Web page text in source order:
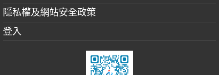
隱私權及網站安全政策
登入